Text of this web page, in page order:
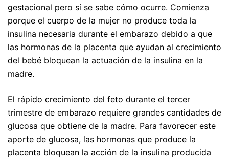
gestacional pero sí se sabe cómo ocurre. Comienza
porque el cuerpo de la mujer no produce toda la
insulina necesaria durante el embarazo debido a que
las hormonas de la placenta que ayudan al crecimiento
del bebé bloquean la actuación de la insulina en la
madre.
El rápido crecimiento del feto durante el tercer
trimestre de embarazo requiere grandes cantidades de
glucosa que obtiene de la madre. Para favorecer este
aporte de glucosa, las hormonas que produce la
placenta bloquean la acción de la insulina producida